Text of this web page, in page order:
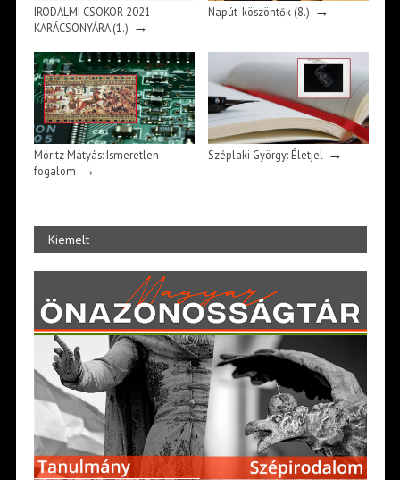
IRODALMI CSOKOR 2021
KARÁCSONYÁRA (1.) →
Napút-köszöntők (8.) →
Móritz Mátyás: Ismeretlen
fogalom →
Széplaki György: Életjel→
Kiemelt